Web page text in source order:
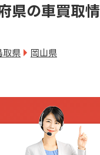
県の車買取
取県 岡山県